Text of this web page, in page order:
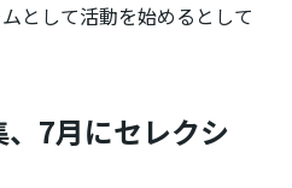
として活動を始めるとして
7月にセレクシ